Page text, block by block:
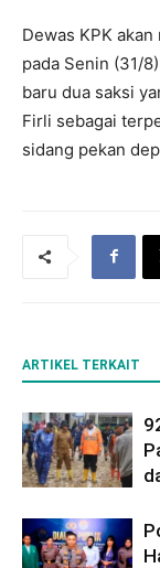
Dewas KPK
pada Senin (31/
baru dua saksi
Firli sebagai
sidang pekan
ARTIKEL TERKAIT